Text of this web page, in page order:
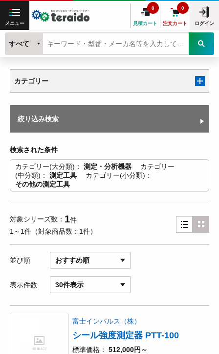
メニュー 見積カート
0
注文カート
0
ログイン
すべて
カテゴリー
絞り込み検索
検索された条件
カテゴリー(大分類) 測定・分析機器
カテゴリー
(中分類)
測定工具
カテゴリー(小分類)
その他の測定工具
対象シリーズ数 1件
1～1件
対象商品数 1件
並び順 おすすめ順
表示件数 30件表示
富士インパルス（株）
シール強度測定器 PTT-100
標準価格 512,000円～